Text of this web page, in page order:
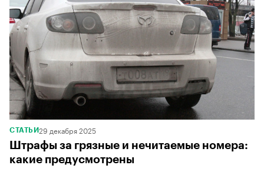
СТАТЬИ29 декабря 2025
Штрафы за грязные и нечитаемые номера:
какие предусмотрены